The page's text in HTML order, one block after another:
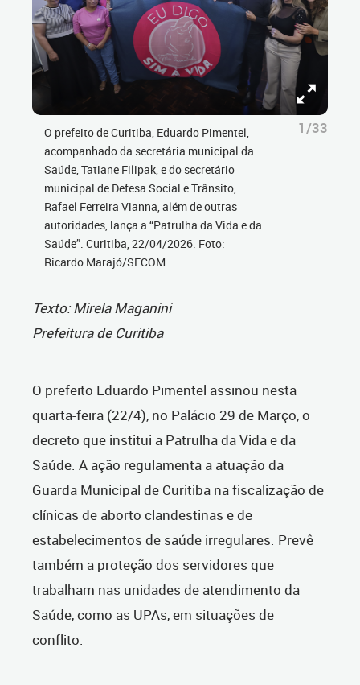
O prefeito de Curitiba, Eduardo Pimentel,
acompanhado da secretária municipal da
Saúde, Tatiane Filipak, e do secretário
municipal de Defesa Social e Trânsito,
Rafael Ferreira Vianna, além de outras
autoridades, lança a “Patrulha da Vida e da
Saúde”. Curitiba, 22/04/2026. Foto:
Ricardo Marajó/SECOM
1/33
Texto: Mirela Maganini
Prefeitura de Curitiba
O prefeito Eduardo Pimentel assinou nesta
quarta-feira (22/4), no Palácio 29 de Março, o
decreto que institui a Patrulha da Vida e da
Saúde. A ação regulamenta a atuação da
Guarda Municipal de Curitiba na fiscalização de
clínicas de aborto clandestinas e de
estabelecimentos de saúde irregulares. Prevê
também a proteção dos servidores que
trabalham nas unidades de atendimento da
Saúde, como as UPAs, em situações de
conflito.